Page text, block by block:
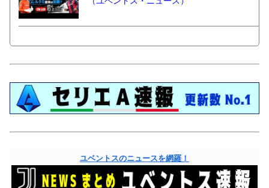
ユベントスのニュースを網羅！